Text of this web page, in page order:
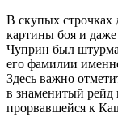
В скупых строчках
картины боя и
Чуприн был
его фамилии
Здесь важно
в знаменитый
прорвавшейся к